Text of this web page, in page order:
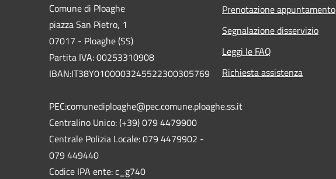
Comune di Ploaghe
piazza San Pietro, 1
07017 - Ploaghe (SS)
Partita IVA: 00253310908
IBAN:IT38Y0100003245522300305769
PEC:comunediploaghe@pec.comune.ploaghe.ss.it
Centralino Unico: (+39) 079 4479900
Centrale Polizia Locale: 079 4479902 -
079 449440
Codice IPA ente: c_g740
Prenotazione appuntamento
Segnalazione disservizio
Leggi le FAQ
Richiesta assistenza